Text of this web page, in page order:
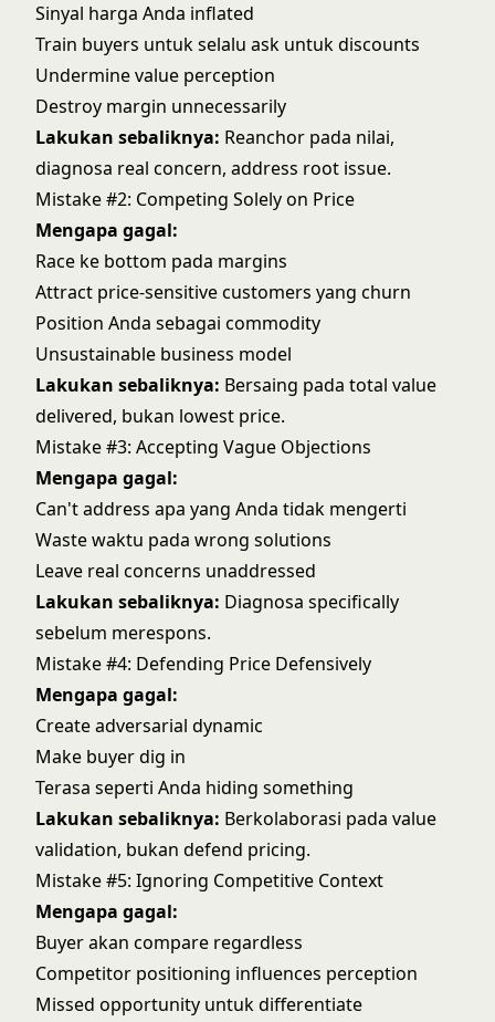
Sinyal harga Anda inflated
Train buyers untuk selalu ask untuk discounts
Undermine value perception
Destroy margin unnecessarily
Lakukan sebaliknya: Reanchor pada nilai,
diagnosa real concern, address root issue.
Mistake #2: Competing Solely on Price
Mengapa gagal:
Race ke bottom pada margins
Attract price-sensitive customers yang churn
Position Anda sebagai commodity
Unsustainable business model
Lakukan sebaliknya: Bersaing pada total value
delivered, bukan lowest price.
Mistake #3: Accepting Vague Objections
Mengapa gagal:
Can't address apa yang Anda tidak mengerti
Waste waktu pada wrong solutions
Leave real concerns unaddressed
Lakukan sebaliknya: Diagnosa specifically
sebelum merespons.
Mistake #4: Defending Price Defensively
Mengapa gagal:
Create adversarial dynamic
Make buyer dig in
Terasa seperti Anda hiding something
Lakukan sebaliknya: Berkolaborasi pada value
validation, bukan defend pricing.
Mistake #5: Ignoring Competitive Context
Mengapa gagal:
Buyer akan compare regardless
Competitor positioning influences perception
Missed opportunity untuk differentiate